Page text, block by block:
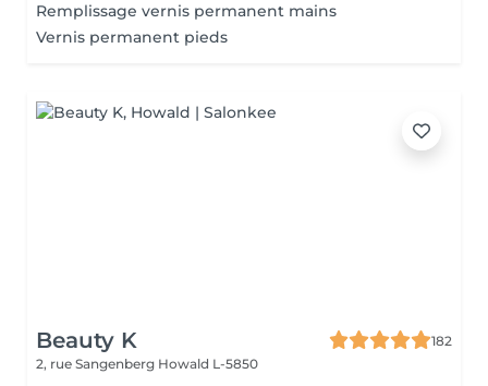
Remplissage vernis permanent mains
Vernis permanent pieds
Beauty K
182
2, rue Sangenberg Howald L-5850